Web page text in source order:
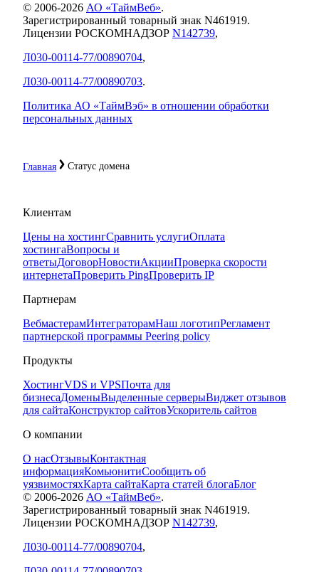
Главная Статус домена
© 2006-2026 АО «ТаймВеб».
Зарегистрированный товарный знак N461919.
Лицензии РОСКОМНАДЗОР N142739,
Л030-00114-77/00890704,
Л030-00114-77/00890703.
Политика АО «ТаймВэб» в отношении обработки
персональных данных
Клиентам
Цены на хостингСравнить услугиОплата
хостингаВопросы и
ответыДоговорНовостиАкцииПроверка скорости
интернетаПроверить PingПроверить IP
Партнерам
ВебмастерамИнтеграторамНаш логотипРегламент
партнерской программы Peering policy
Продукты
ХостингVDS и VPSПочта для
бизнесаДоменыВыделенные серверыВиджет отзывов
для сайтаКонструктор сайтовУскоритель сайтов
О компании
О насОтзывыКонтактная
информацияКомьюнитиСообщить об
уязвимостяхКарта сайтаКарта статей блогаБлог
© 2006-2026 АО «ТаймВеб».
Зарегистрированный товарный знак N461919.
Лицензии РОСКОМНАДЗОР N142739,
Л030-00114-77/00890704,